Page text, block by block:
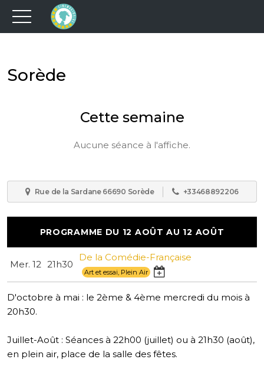
Sorède
Cette semaine
Aucune séance à l'affiche.
Rue de la Sardane 66690 Sorède +33468892206
PROGRAMME DU 12 AOÛT AU 12 AOÛT
Mer. 12 21h30
De la Comédie-Française
Art et essai, Plein Air
D'octobre à mai : le 2ème & 4ème mercredi du mois à
20h30.
Juillet-Août : Séances à 22h00 (juillet) ou à 21h30 (août),
en plein air, place de la salle des fêtes.